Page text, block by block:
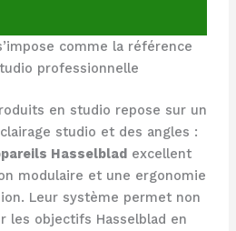
comme la référence
professionnelle
en studio repose sur un
studio et des angles :
Hasselbladexcellent
modulaire et une ergonomie
Leur système permet non
les objectifs Hasselblad en